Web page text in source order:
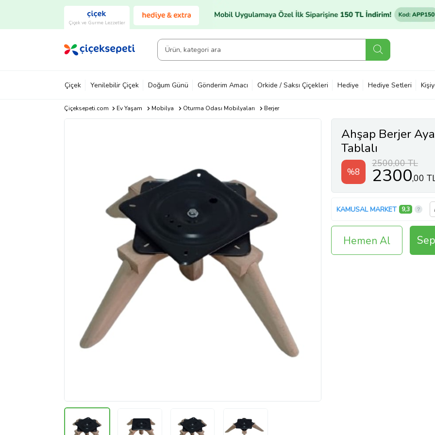
Çiçek ve Gurme Lezzetler
Çiçek Yenilebilir Çiçek Doğum Günü Gönderim Amacı Orkide / Saksı Çiçekleri Hediye Hediye Setleri
Çiçeksepeti.com Ev Yaşam Mobilya Oturma Odası Mobilyaları Berjer
Ahşap Berjer
Tablalı
%8
2500,00 TL
2300,00
KAMUSAL MARKET 9,3
Hemen Al